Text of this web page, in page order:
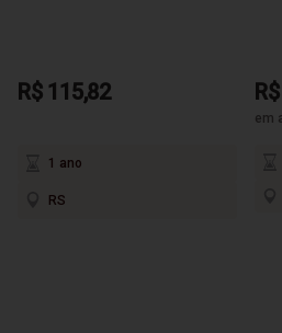
R$ 115,82
1 ano
RS
em